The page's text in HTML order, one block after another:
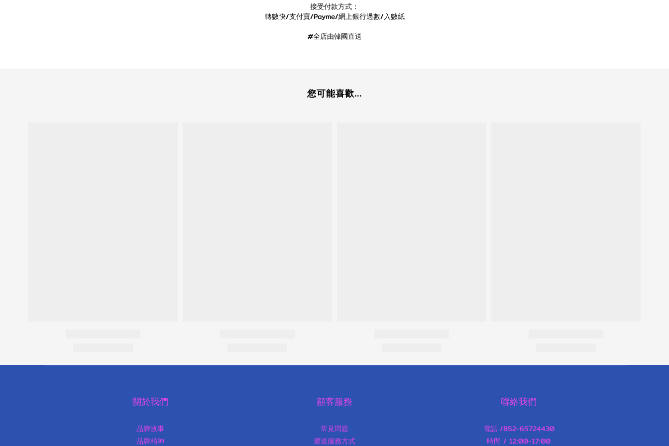
接受付款方式：
轉數快/支付寶/Payme/網上銀行過數/入數紙
#全店由韓國直送
您可能喜歡...
關於我們
品牌故事
品牌精神
顧客服務
常見問題
運送服務方式
聯絡我們
電話 /852-65724430
時間 / 12:00-17:00